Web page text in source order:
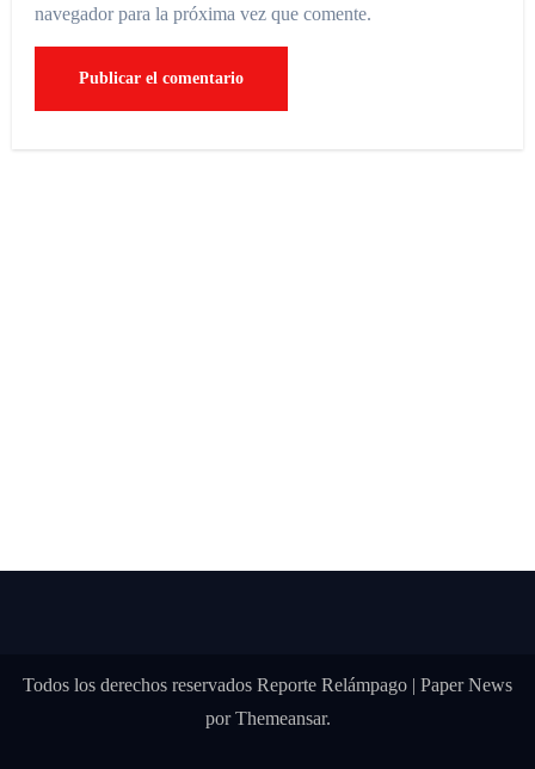
navegador para la próxima vez que comente.
Todos los derechos reservados Reporte Relámpago | Paper News
porThemeansar.